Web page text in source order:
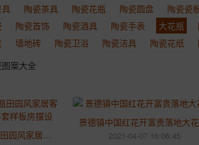
陶瓷茶具 陶瓷花瓶 陶瓷圆盘 陶瓷瓷
陶瓷首饰 陶瓷酒具 陶瓷手表 大花瓶
墙地砖 陶瓷卫浴 陶瓷洁具 陶瓷花纸
案大全
景德镇陶陶瓷瓷花瓶田园风家居客厅摆件插干花器三件套样板房摆设 2021-04-07 16:06:45